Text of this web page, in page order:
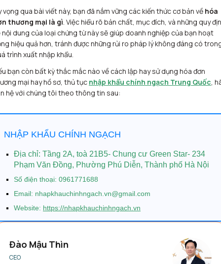
vọng qua bài viết này, bạn đã nắm vững các kiến thức cơ bản về hóa
thương mại là gì. Việc hiểu rõ bản chất, mục đích, và những quy
nội dung của loại chứng từ này sẽ giúp doanh nghiệp của bạn hoạt
hiệu quả hơn, tránh được những rủi ro pháp lý không đáng có
trình xuất nhập khẩu.
bạn còn bất kỳ thắc mắc nào về cách lập hay sử dụng hóa đơn
mại hay hồ sơ, thủ tục nhập khẩu chính ngạch Trung Quốc,
hệ với chúng tôi theo thông tin sau:
NHẬP KHẨU CHÍNH NGẠCH
Địa chỉ: Tầng 2A, toà 21B5- Chung cư Green Star- 234
Phạm Văn Đồng, Phường Phú Diễn, Thành phố Hà Nội
Số điện thoại: 0961771688
Email: nhapkhauchinhngach.vn@gmail.com
Website: https://nhapkhauchinhngach.vn
Đào Mậu Thìn
CEO